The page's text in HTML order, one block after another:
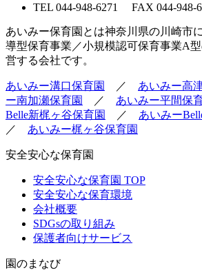
TEL 044-948-6271 FAX 044-948-
あいみー保育園とは神奈川県の川崎市
導型保育事業／小規模認可保育事業A
営する会社です。
あいみー溝口保育園 ／ あいみー高
ー南加瀬保育園
／ あいみー平間保
Belle新梶ヶ谷保育園
／ あいみー
／ あいみー梶ヶ谷保育園
安全安心な保育園
安全安心な保育園 TOP
安全安心な保育環境
会社概要
SDGsの取り組み
保護者向けサービス
園のまなび